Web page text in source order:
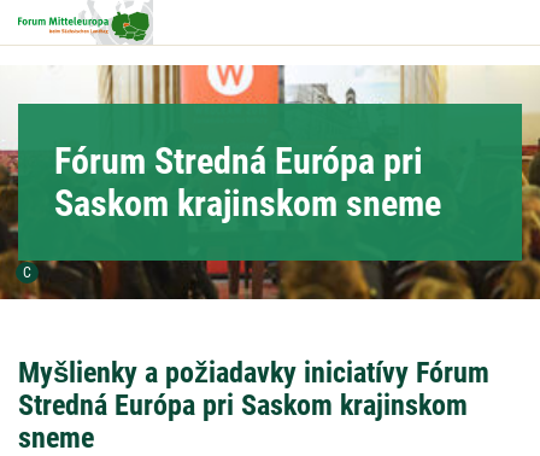
Hauptnavigation
Service
C Urheber der Grafik:
Fórum Stredná Európa pri
Saskom krajinskom sneme
Myšlienky a požiadavky iniciatívy Fórum
Stredná Európa pri Saskom krajinskom
sneme